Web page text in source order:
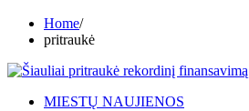
Home
pritraukė
MIESTŲ NAUJIENOS